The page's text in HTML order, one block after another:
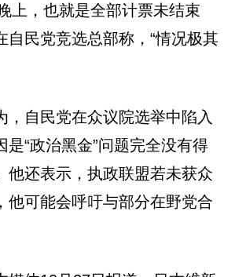
上，也就是全部计票未结束
自民党竞选总部称，“情况极其
，自民党在众议院选举中陷入
是“政治黑金”问题完全没有得
他还表示，执政联盟若未获众
他可能会呼吁与部分在野党合